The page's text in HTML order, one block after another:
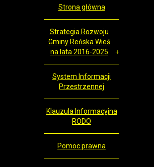
Strona główna
Strategia Rozwoju
Gminy Reńska Wieś
na lata 2016-2025
System Informacji
Przestrzennej
Klauzula Informacyjna
RODO
Pomoc prawna